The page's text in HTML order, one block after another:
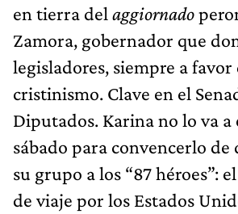
en tierra del aggiornado
Zamora, gobernador que
legisladores, siempre a favor
cristinismo. Clave en el
Diputados. Karina no lo va
sábado para convencerlo de
su grupo a los “87 héroes”:
de viaje por los Estados